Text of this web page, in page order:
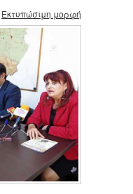
Εκτυπώσιμη μορφή